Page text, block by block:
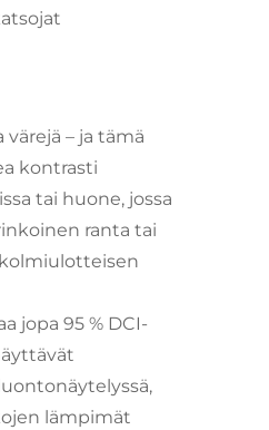
– ja tämä
kontrasti
tai huone, jossa
ranta tai
jopa 95 % DCI-
lämpimät